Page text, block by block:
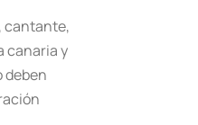
cantante,
canaria y
deben